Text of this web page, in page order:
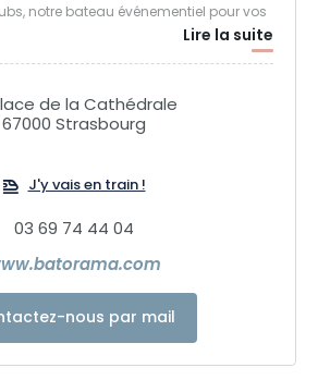
notre bateau événementiel pour vos
tous les moyens sont bons pour
naviguer au fil de l'Ill.
PopGuide, audioguide officiel
Strasbourg intensément.
Lire la suite
de la Cathédrale
67000 Strasbourg
J'y vais en train !
03 69 74 44 04
nous par mail